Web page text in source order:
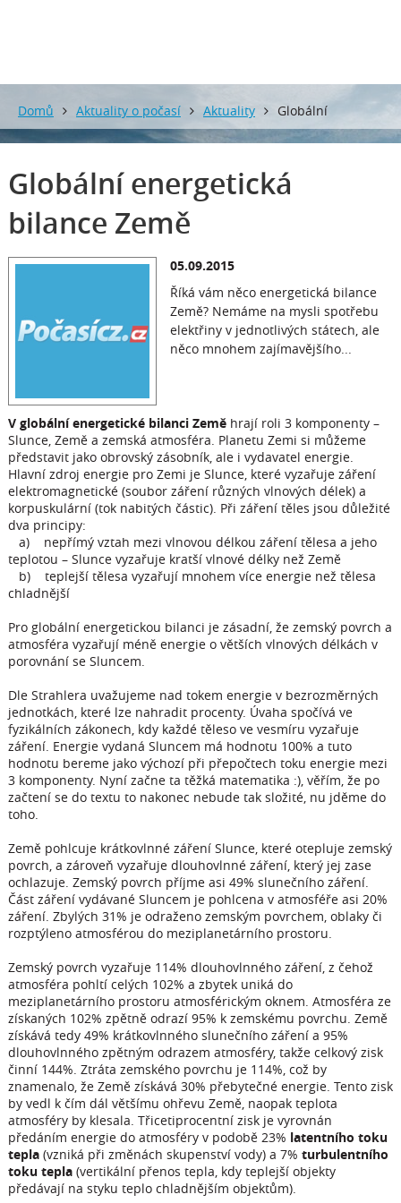
Domů Aktuality o počasí Aktuality Globální
energetická bilance Země
Globální energetická
bilance Země
05.09.2015
Říká vám něco energetická bilance
Země? Nemáme na mysli spotřebu
elektřiny v jednotlivých státech, ale
něco mnohem zajímavějšího...
V globální energetické bilanci Zeměhrají roli 3 komponenty –
Slunce, Země a zemská atmosféra. Planetu Zemi si můžeme
představit jako obrovský zásobník, ale i vydavatel energie.
Hlavní zdroj energie pro Zemi je Slunce, které vyzařuje záření
elektromagnetické (soubor záření různých vlnových délek) a
korpuskulární (tok nabitých částic). Při záření těles jsou důležité
dva principy:
a) nepřímý vztah mezi vlnovou délkou záření tělesa a jeho
teplotou – Slunce vyzařuje kratší vlnové délky než Země
b) teplejší tělesa vyzařují mnohem více energie než tělesa
chladnější
Pro globální energetickou bilanci je zásadní, že zemský povrch a
atmosféra vyzařují méně energie o větších vlnových délkách v
porovnání se Sluncem.
Dle Strahlera uvažujeme nad tokem energie v bezrozměrných
jednotkách, které lze nahradit procenty. Úvaha spočívá ve
fyzikálních zákonech, kdy každé těleso ve vesmíru vyzařuje
záření. Energie vydaná Sluncem má hodnotu 100% a tuto
hodnotu bereme jako výchozí při přepočtech toku energie mezi
3 komponenty. Nyní začne ta těžká matematika :), věřím, že po
začtení se do textu to nakonec nebude tak složité, nu jděme do
toho.
Země pohlcuje krátkovlnné záření Slunce, které otepluje zemský
povrch, a zároveň vyzařuje dlouhovlnné záření, který jej zase
ochlazuje. Zemský povrch příjme asi 49% slunečního záření.
Část záření vydávané Sluncem je pohlcena v atmosféře asi 20%
záření. Zbylých 31% je odraženo zemským povrchem, oblaky či
rozptýleno atmosférou do meziplanetárního prostoru.
Zemský povrch vyzařuje 114% dlouhovlnného záření, z čehož
atmosféra pohltí celých 102% a zbytek uniká do
meziplanetárního prostoru atmosférickým oknem. Atmosféra ze
získaných 102% zpětně odrazí 95% k zemskému povrchu. Země
získává tedy 49% krátkovlnného slunečního záření a 95%
dlouhovlnného zpětným odrazem atmosféry, takže celkový zisk
činní 144%. Ztráta zemského povrchu je 114%, což by
znamenalo, že Země získává 30% přebytečné energie. Tento zisk
by vedl k čím dál většímu ohřevu Země, naopak teplota
atmosféry by klesala. Třicetiprocentní zisk je vyrovnán
předáním energie do atmosféry v podobě 23% latentního toku
tepla(vzniká při změnách skupenství vody) a 7% turbulentního
toku tepla(vertikální přenos tepla, kdy teplejší objekty
předávají na styku teplo chladnějším objektům).